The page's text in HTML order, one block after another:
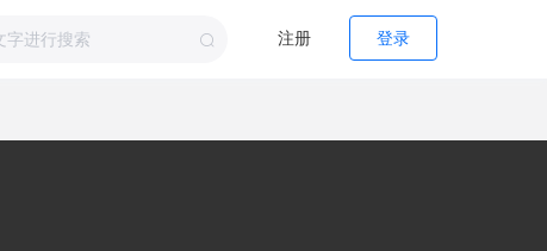
注册 登录